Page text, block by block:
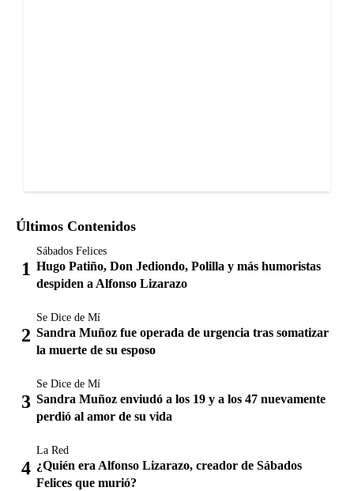
Últimos Contenidos
Sábados Felices
Hugo Patiño, Don Jediondo, Polilla y más humoristas
despiden a Alfonso Lizarazo
Se Dice de Mí
Sandra Muñoz fue operada de urgencia tras somatizar
la muerte de su esposo
Se Dice de Mí
Sandra Muñoz enviudó a los 19 y a los 47 nuevamente
perdió al amor de su vida
La Red
¿Quién era Alfonso Lizarazo, creador de Sábados
Felices que murió?